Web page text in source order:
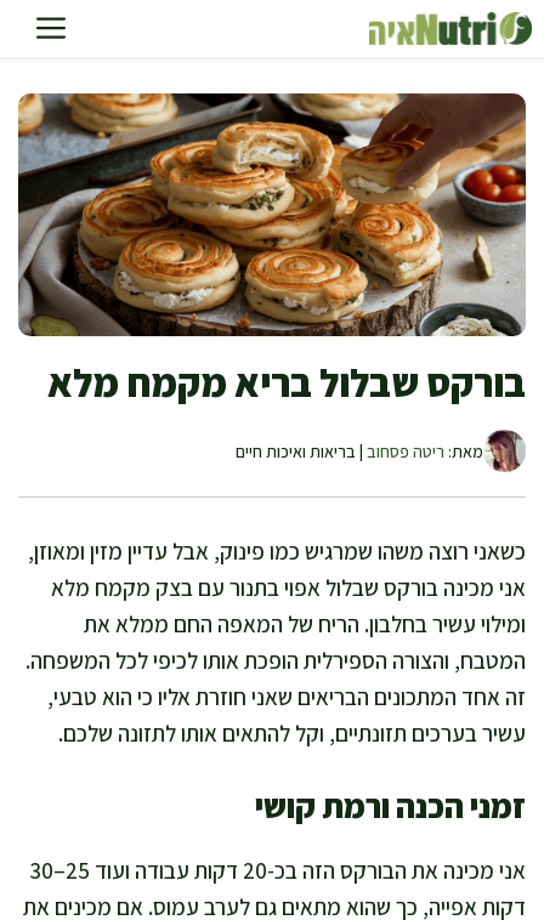
לדלג
לתוכן
בורקס שבלול בריא מקמח מלא
מאת: ריטה פסחוב | בריאות ואיכות חיים
כשאני רוצה משהו שמרגיש כמו פינוק, אבל עדיין מזין ומאוזן,
אני מכינה בורקס שבלול אפוי בתנור עם בצק מקמח מלא
ומילוי עשיר בחלבון. הריח של המאפה החם ממלא את
המטבח, והצורה הספירלית הופכת אותו לכיפי לכל המשפחה.
זה אחד המתכונים הבריאים שאני חוזרת אליו כי הוא טבעי,
עשיר בערכים תזונתיים, וקל להתאים אותו לתזונה שלכם.
זמני הכנה ורמת קושי
אני מכינה את הבורקס הזה בכ-20 דקות עבודה ועוד 25–30
דקות אפייה, כך שהוא מתאים גם לערב עמוס. אם מכינים את